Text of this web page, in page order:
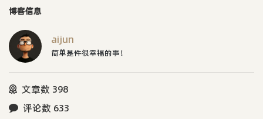
博客信息
aijun
简单是件很幸福的事！
文章数 398
评论数 633